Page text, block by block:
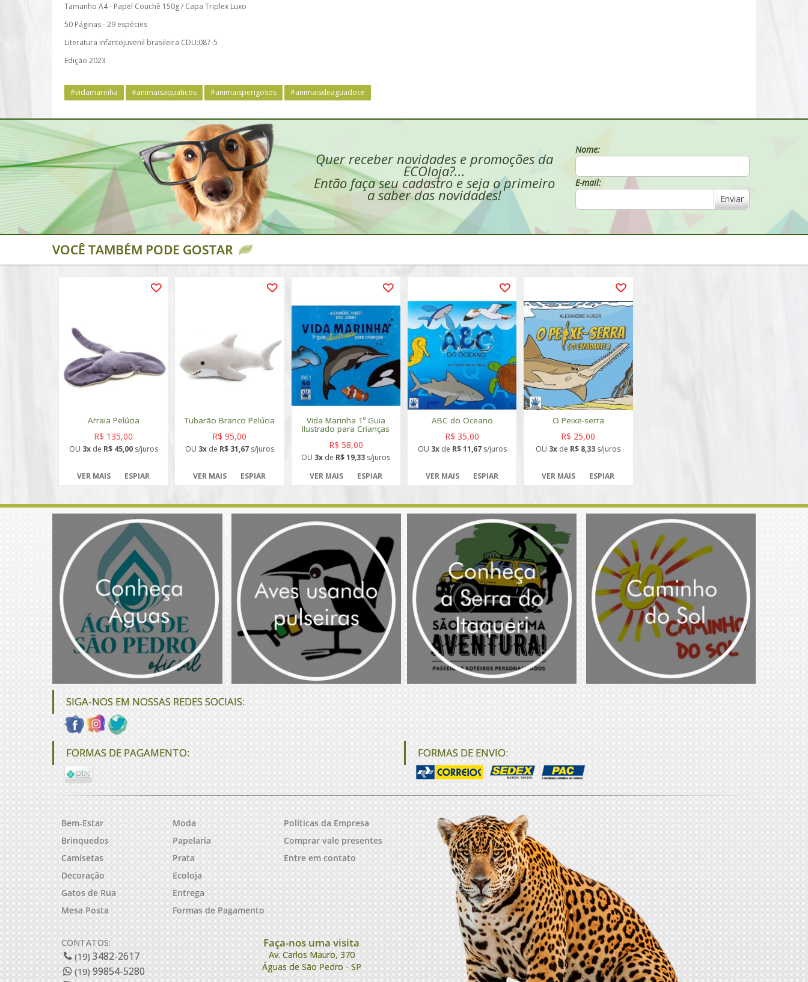
Tamanho A4 - Papel Couchê 150g / Capa Triplex Luxo
50 Páginas - 29 espécies
Literatura infantojuvenil brasileira CDU:087-5
Edição 2023
#vidamarinha #animaisaquaticos #animaisperigosos #animaisdeaguadoce
Quer receber novidades e promoções da
ECOloja?...
Então faça seu cadastro e seja o primeiro
a saber das novidades!
Nome:
E-mail:
Enviar
VOCÊ TAMBÉM PODE GOSTAR
Arraia Pelúcia
R$ 135,00
OU 3xde R$ 45,00s/juros
VER MAIS ESPIAR
Tubarão Branco Pelúcia
R$ 95,00
OU 3xde R$ 31,67s/juros
VER MAIS ESPIAR
Vida Marinha 1º Guia
Ilustrado para Crianças
R$ 58,00
OU 3x de R$ 19,33 s/juros
VER MAIS
ESPIAR
ABC do Oceano
R$ 35,00
OU 3xde R$ 11,67s/juros
VER MAIS ESPIAR
O Peixe-serra
R$ 25,00
OU 3x de R$ 8,33 s/juros
VER MAIS ESPIAR
SIGA-NOS EM NOSSAS REDES SOCIAIS:
FORMAS DE PAGAMENTO: FORMAS DE ENVIO:
Bem-Estar
Brinquedos
Camisetas
Decoração
Gatos de Rua
Mesa Posta
Moda
Papelaria
Prata
Ecoloja
Entrega
Formas de Pagamento
Políticas da Empresa
Comprar vale presentes
Entre em contato
CONTATOS:
(19)3482-2617
(19)99854-5280
Faça-nos uma visita
Av. Carlos Mauro, 370
Águas de São Pedro - SP